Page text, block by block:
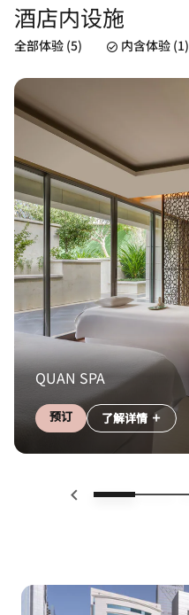
酒店内设施
全部体验 (5) 内含体验 (1)
QUAN SPA
预订 了解详情
上一页